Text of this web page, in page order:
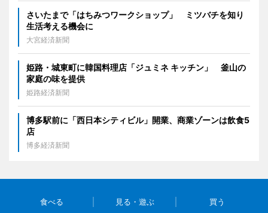
さいたまで「はちみつワークショップ」 ミツバチを知り
生活考える機会に
大宮経済新聞
姫路・城東町に韓国料理店「ジュミネ キッチン」 釜山の
家庭の味を提供
姫路経済新聞
博多駅前に「西日本シティビル」開業、商業ゾーンは飲食5
店
博多経済新聞
食べる 見る・遊ぶ 買う